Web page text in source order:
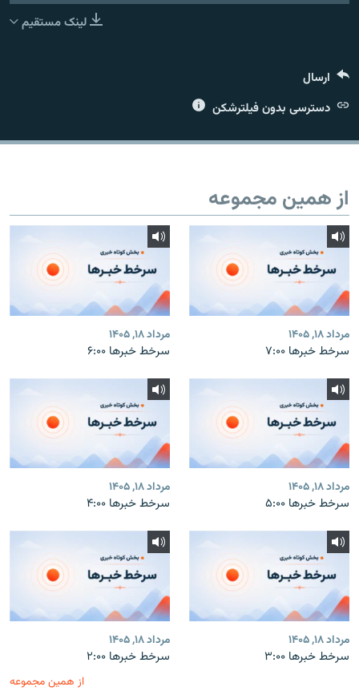
لینک مستقیم
ارسال
دسترسی بدون فیلترشکن
از همین مجموعه
مرداد ۱۸, ۱۴۰۵
سرخط خبرها ۷:۰۰
مرداد ۱۸, ۱۴۰۵
سرخط خبرها ۶:۰۰
مرداد ۱۸, ۱۴۰۵
سرخط خبرها ۵:۰۰
مرداد ۱۸, ۱۴۰۵
سرخط خبرها ۴:۰۰
مرداد ۱۸, ۱۴۰۵
سرخط خبرها ۳:۰۰
مرداد ۱۸, ۱۴۰۵
سرخط خبرها ۲:۰۰
از همین مجموعه